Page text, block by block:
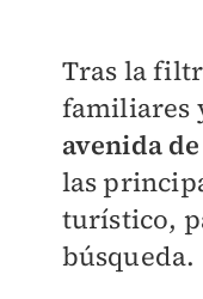
Tras la
familiares
avenida
las
turístico,
búsqueda.